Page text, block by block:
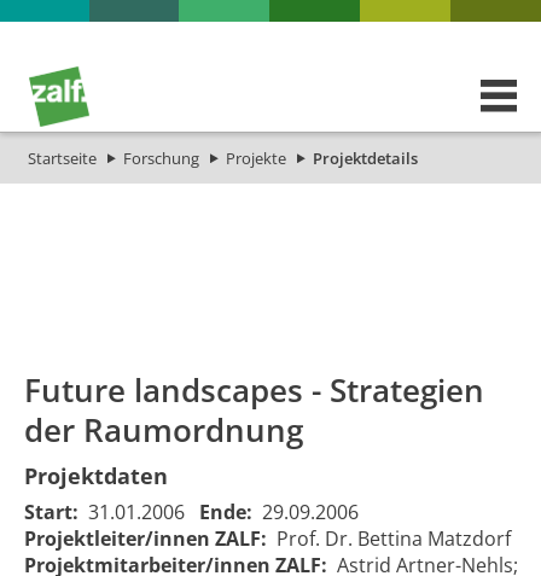
Startseite Forschung Projekte Projektdetails
Future landscapes - Strategien
der Raumordnung
Projektdaten
Start: 31.01.2006 Ende: 29.09.2006
Projektleiter/innen ZALF: Prof. Dr. Bettina Matzdorf
Projektmitarbeiter/innen ZALF: Astrid Artner-Nehls;